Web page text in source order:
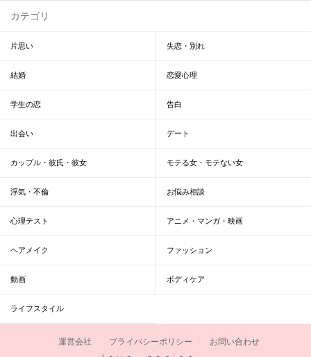
カテゴリ
片思い 失恋・別れ
結婚 恋愛心理
学生の恋 告白
出会い デート
カップル・彼氏・彼女 モテる女・モテない女
浮気・不倫 お悩み相談
心理テスト アニメ・マンガ・映画
ヘアメイク ファッション
動画 ボディケア
ライフスタイル
運営会社 プライバシーポリシー お問い合わせ